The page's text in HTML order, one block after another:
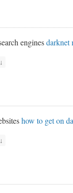
enginesdarknet
↓
how to get on
↓